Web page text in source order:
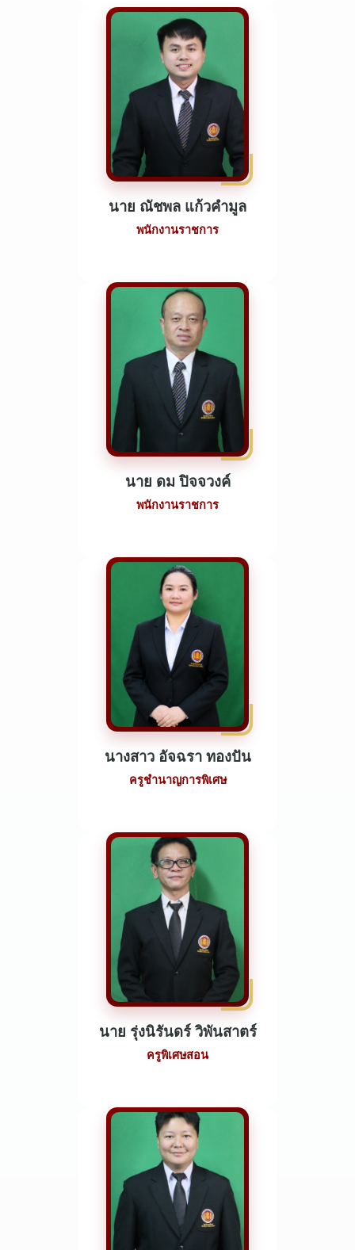
นาย ณัชพล แก้วคำมูล
พนักงานราชการ
นาย ดม ปิจจวงค์
พนักงานราชการ
นางสาว อัจฉรา ทองปัน
ครูชำนาญการพิเศษ
นาย รุ่งนิรันดร์ วิพันสาตร์
ครูพิเศษสอน